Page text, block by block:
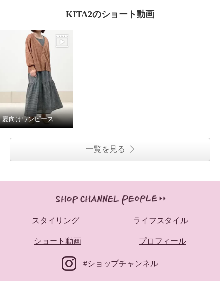
KITA2のショート動画
夏向けワンピース
一覧を見る
スタイリング ライフスタイル
ショート動画 プロフィール
#ショップチャンネル